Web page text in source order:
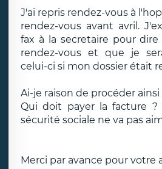
J'ai repris rendez-vous à
rendez-vous avant avril.
fax à la secretaire pour
rendez-vous et que je
celui-ci si mon dossier était
Ai-je raison de procéder ainsi
Qui doit payer la facture ?
sécurité sociale ne va pas
Merci par avance pour votre